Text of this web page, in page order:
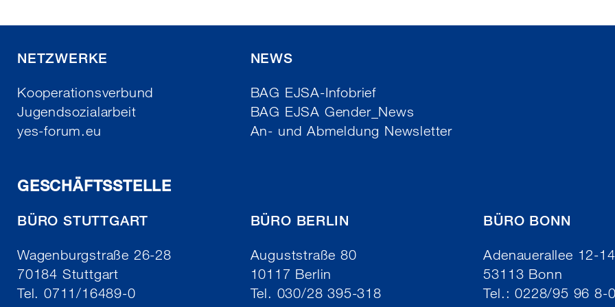
NETZWERKE
Kooperationsverbund
Jugendsozialarbeit
yes-forum.eu
NEWS
BAG EJSA-Infobrief
BAG EJSA Gender_News
An- und Abmeldung Newsletter
GESCHÄFTSSTELLE
BÜRO STUTTGART
Wagenburgstraße 26-28
70184 Stuttgart
Tel. 0711/16489-0
BÜRO BERLIN
Auguststraße 80
10117 Berlin
Tel. 030/28 395-318
BÜRO BONN
Adenauerallee 12-14
53113 Bonn
Tel.: 0228/95 96 8-0